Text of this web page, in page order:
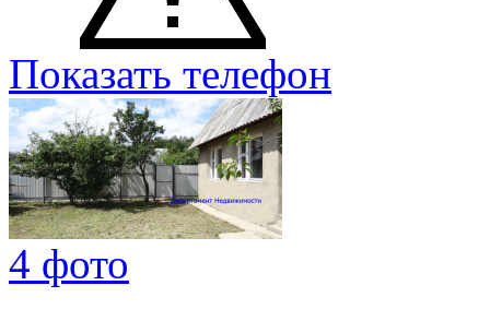
Показать телефон
4 фото